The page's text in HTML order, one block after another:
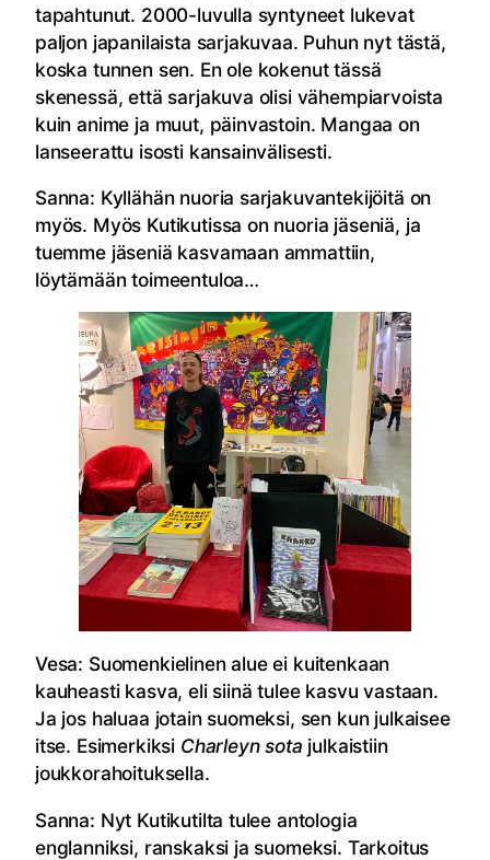
tapahtunut. 2000-luvulla syntyneet lukevat
paljon japanilaista sarjakuvaa. Puhun nyt tästä,
koska tunnen sen. En ole kokenut tässä
skenessä, että sarjakuva olisi vähempiarvoista
kuin anime ja muut, päinvastoin. Mangaa on
lanseerattu isosti kansainvälisesti.
Sanna: Kyllähän nuoria sarjakuvantekijöitä on
myös. Myös Kutikutissa on nuoria jäseniä, ja
tuemme jäseniä kasvamaan ammattiin,
löytämään toimeentuloa…
Vesa: Suomenkielinen alue ei kuitenkaan
kauheasti kasva, eli siinä tulee kasvu vastaan.
Ja jos haluaa jotain suomeksi, sen kun julkaisee
itse. Esimerkiksi Charleyn sota julkaistiin
joukkorahoituksella.
Sanna: Nyt Kutikutilta tulee antologia
englanniksi, ranskaksi ja suomeksi. Tarkoitus